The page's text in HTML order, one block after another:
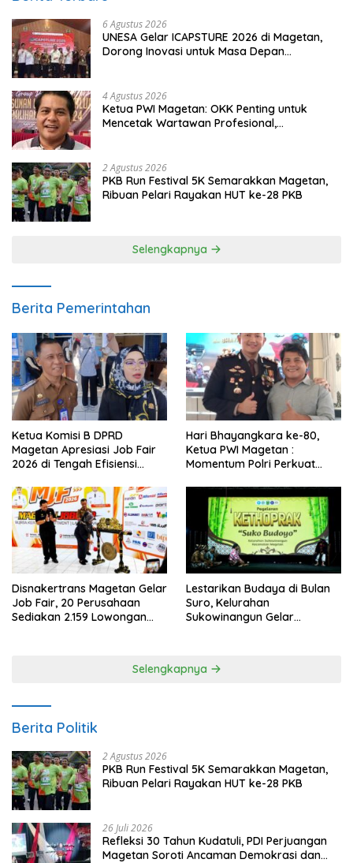
6 Agustus 2026
UNESA Gelar ICAPSTURE 2026 di Magetan,
Dorong Inovasi untuk Masa Depan
4 Agustus 2026
Ketua PWI Magetan: OKK Penting untuk
Mencetak Wartawan Profesional,
2 Agustus 2026
PKB Run Festival 5K Semarakkan Magetan,
Ribuan Pelari Rayakan HUT ke-28 PKB
Selengkapnya
Berita Pemerintahan
Ketua Komisi B DPRD
Magetan Apresiasi Job Fair
2026 di Tengah Efisiensi
Hari Bhayangkara ke-80,
Ketua PWI Magetan :
Momentum Polri Perkuat
Disnakertrans Magetan Gelar
Job Fair, 20 Perusahaan
Sediakan 2.159 Lowongan
Lestarikan Budaya di Bulan
Suro, Kelurahan
Sukowinangun Gelar
Selengkapnya
Berita Politik
2 Agustus 2026
PKB Run Festival 5K Semarakkan Magetan,
Ribuan Pelari Rayakan HUT ke-28 PKB
26 Juli 2026
Refleksi 30 Tahun Kudatuli, PDI Perjuangan
Magetan Soroti Ancaman Demokrasi dan